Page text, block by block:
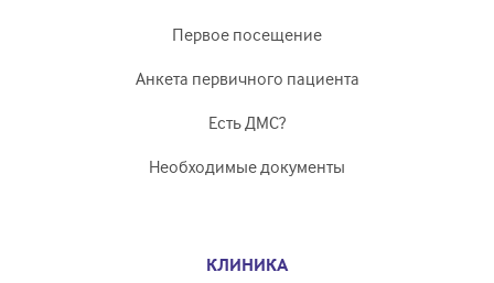
Первое посещение
Анкета первичного пациента
Есть ДМС?
Необходимые документы
КЛИНИКА